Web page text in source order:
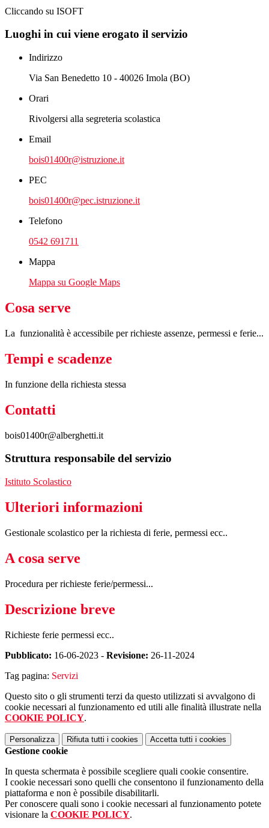
Cliccando su ISOFT
Luoghi in cui viene erogato il servizio
Indirizzo
Via San Benedetto 10 - 40026 Imola (BO)
Orari
Rivolgersi alla segreteria scolastica
Email
bois01400r@istruzione.it
PEC
bois01400r@pec.istruzione.it
Telefono
0542 691711
Mappa
Mappa su Google Maps
Cosa serve
La funzionalità è accessibile per richieste assenze, permessi e ferie...
Tempi e scadenze
In funzione della richiesta stessa
Contatti
bois01400r@alberghetti.it
Struttura responsabile del servizio
Istituto Scolastico
Ulteriori informazioni
Gestionale scolastico per la richiesta di ferie, permessi ecc..
A cosa serve
Procedura per richieste ferie/permessi...
Descrizione breve
Richieste ferie permessi ecc..
Pubblicato: 16-06-2023 - Revisione: 26-11-2024
Tag pagina: Servizi
Questo sito o gli strumenti terzi da questo utilizzati si avvalgono di
cookie necessari al funzionamento ed utili alle finalità illustrate nella
COOKIE POLICY.
Personalizza Rifiuta tutti i cookies Accetta tutti i cookies
Gestione cookie
In questa schermata è possibile scegliere quali cookie consentire.
I cookie necessari sono quelli che consentono il funzionamento della
piattaforma e non è possibile disabilitarli.
Per conoscere quali sono i cookie necessari al funzionamento potete
visionare la COOKIE POLICY.